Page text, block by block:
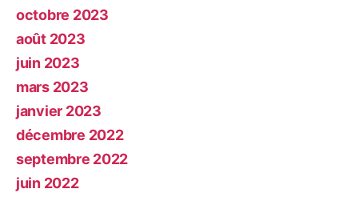
octobre 2023
août 2023
juin 2023
mars 2023
janvier 2023
décembre 2022
septembre 2022
juin 2022